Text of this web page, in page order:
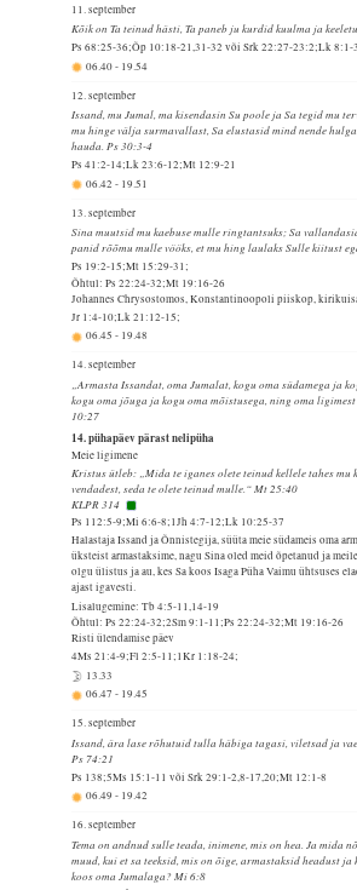
11. september
Kõik on Ta teinud hästi, Ta paneb ju kurdid kuulma ja
Ps 68:25-36;Õp 10:18-21,31-32 või Srk 22:27-23:2;Lk 8:1-3
06.40- 19.54
12. september
Issand, mu Jumal, ma kisendasin Su poole ja Sa tegid mu
mu hinge välja surmavallast, Sa elustasid mind nende
hauda. Ps 30:3-4
Ps 41:2-14;Lk 23:6-12;Mt 12:9-21
06.42- 19.51
13. september
Sina muutsid mu kaebuse mulle ringtantsuks; Sa
panid rõõmu mulle vööks, et mu hing laulaks Sulle kiitust
Ps 19:2-15;Mt 15:29-31;
Õhtul: Ps 22:24-32;Mt 19:16-26
Johannes Chrysostomos, Konstantinoopoli piiskop,
Jr 1:4-10;Lk 21:12-15;
06.45- 19.48
14. september
„Armasta Issandat, oma Jumalat, kogu oma südamega ja
kogu oma jõuga ja kogu oma mõistusega, ning oma
10:27
14. pühapäev pärast nelipüha
Meie ligimene
Kristus ütleb: „Mida te iganes olete teinud kellele tahes mu
vendadest, seda te olete teinud mulle.“ Mt 25:40
KLPR 314
Ps 112:5-9;Mi 6:6-8;1Jh 4:7-12;Lk 10:25-37
Halastaja Issand ja Õnnistegija, süüta meie südameis oma
üksteist armastaksime, nagu Sina oled meid õpetanud ja
olgu ülistus ja au, kes Sa koos Isaga Püha Vaimu ühtsuses
ajast igavesti.
Lisalugemine: Tb 4:5-11,14-19
Õhtul: Ps 22:24-32;2Sm 9:1-11;Ps 22:24-32;Mt 19:16-26
Risti ülendamise päev
4Ms 21:4-9;Fl 2:5-11;1Kr 1:18-24;
13.33
06.47- 19.45
15. september
Issand, ära lase rõhutuid tulla häbiga tagasi, viletsad ja
Ps 74:21
Ps 138;5Ms 15:1-11 või Srk 29:1-2,8-17,20;Mt 12:1-8
06.49- 19.42
16. september
Tema on andnud sulle teada, inimene, mis on hea. Ja mida
muud, kui et sa teeksid, mis on õige, armastaksid headust
koos oma Jumalaga? Mi 6:8